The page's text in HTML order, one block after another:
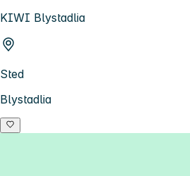
KIWI Blystadlia
Sted
Blystadlia